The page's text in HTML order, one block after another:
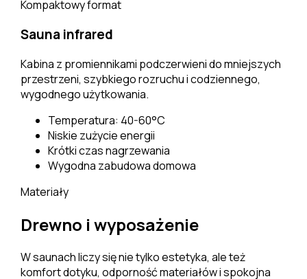
Kompaktowy format
Sauna infrared
Kabina z promiennikami podczerwieni do mniejszych
przestrzeni, szybkiego rozruchu i codziennego,
wygodnego użytkowania.
Temperatura: 40-60°C
Niskie zużycie energii
Krótki czas nagrzewania
Wygodna zabudowa domowa
Materiały
Drewno i wyposażenie
W saunach liczy się nie tylko estetyka, ale też
komfort dotyku, odporność materiałów i spokojna